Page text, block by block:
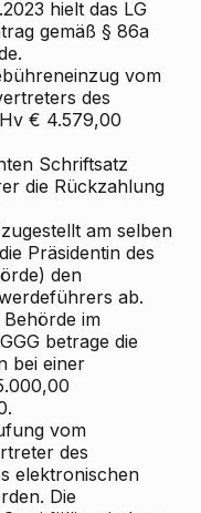
hielt das LG
gemäß § 86a
vom
des
€ 4.579,00
Schriftsatz
die Rückzahlung
am selben
Präsidentin des
den
ab.
im
betrage die
bei einer
vom
des
elektronischen
Die